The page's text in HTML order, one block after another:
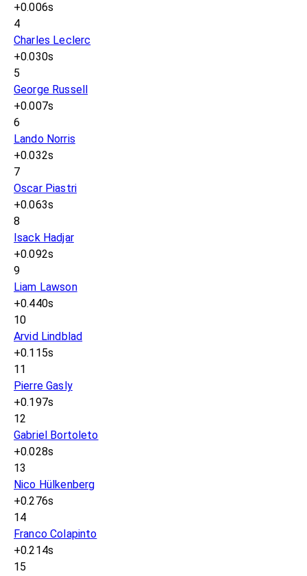
+0.006s
4
Charles Leclerc
+0.030s
5
George Russell
+0.007s
6
Lando Norris
+0.032s
7
Oscar Piastri
+0.063s
8
Isack Hadjar
+0.092s
9
Liam Lawson
+0.440s
10
Arvid Lindblad
+0.115s
11
Pierre Gasly
+0.197s
12
Gabriel Bortoleto
+0.028s
13
Nico Hülkenberg
+0.276s
14
Franco Colapinto
+0.214s
15